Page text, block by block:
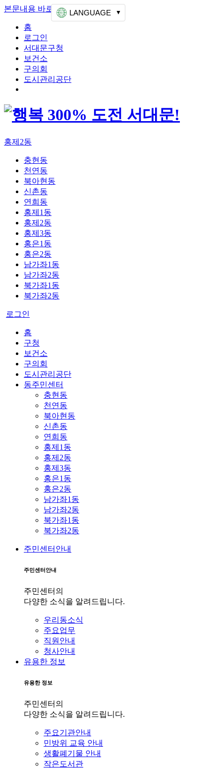
본문내용 바로가기 상단메뉴 가기
홈
로그인
서대문구청
보건소
구의회
도시관리공단
홍제2동
충현동
천연동
북아현동
신촌동
연희동
홍제1동
홍제2동
홍제3동
홍은1동
홍은2동
남가좌1동
남가좌2동
북가좌1동
북가좌2동
로그인
LANGUAGE
홈
구청
보건소
구의회
도시관리공단
동주민센터
충현동
천연동
북아현동
신촌동
연희동
홍제1동
홍제2동
홍제3동
홍은1동
홍은2동
남가좌1동
남가좌2동
북가좌1동
북가좌2동
주민센터안내
주민센터안내
주민센터의
다양한 소식을 알려드립니다.
우리동소식
주요업무
직원안내
청사안내
유용한 정보
유용한 정보
주민센터의
다양한 소식을 알려드립니다.
주요기관안내
민방위 교육 안내
생활폐기물 안내
작은도서관